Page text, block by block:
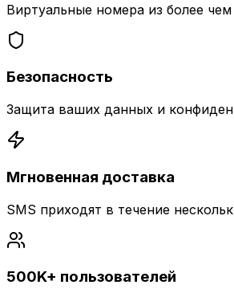
Виртуальные номера из более
Безопасность
Защита ваших данных и
Мгновенная доставка
SMS приходят в течение
500K+ пользователей